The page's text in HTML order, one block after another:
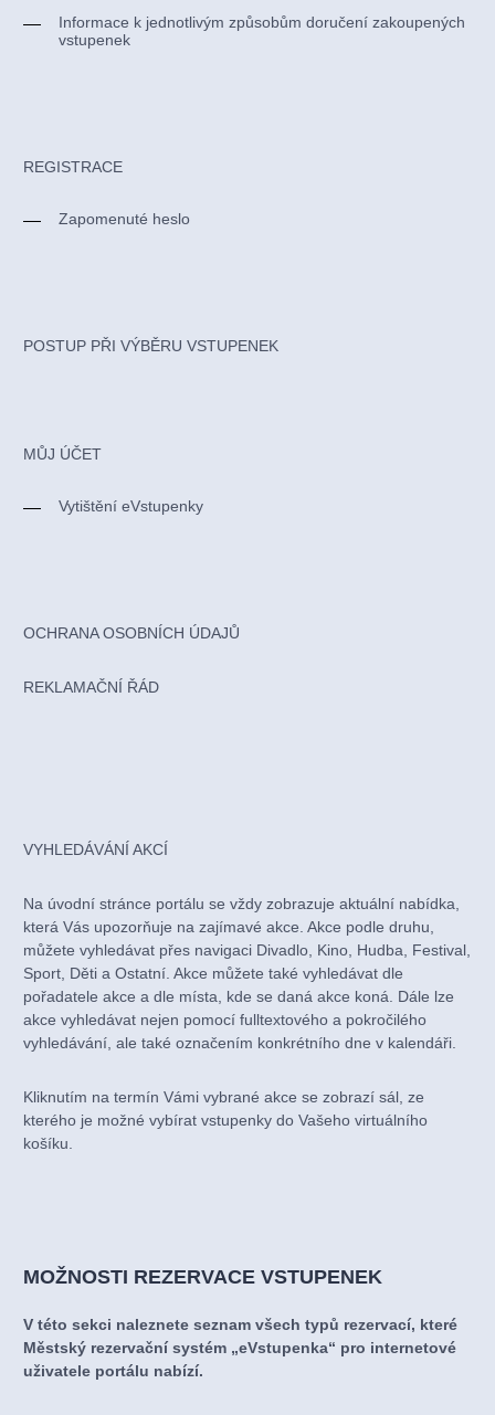
Informace k jednotlivým způsobům doručení zakoupených
vstupenek
REGISTRACE
Zapomenuté heslo
POSTUP PŘI VÝBĚRU VSTUPENEK
MŮJ ÚČET
Vytištění eVstupenky
OCHRANA OSOBNÍCH ÚDAJŮ
REKLAMAČNÍ ŘÁD
VYHLEDÁVÁNÍ AKCÍ
Na úvodní stránce portálu se vždy zobrazuje aktuální nabídka,
která Vás upozorňuje na zajímavé akce. Akce podle druhu,
můžete vyhledávat přes navigaci Divadlo, Kino, Hudba, Festival,
Sport, Děti a Ostatní. Akce můžete také vyhledávat dle
pořadatele akce a dle místa, kde se daná akce koná. Dále lze
akce vyhledávat nejen pomocí fulltextového a pokročilého
vyhledávání, ale také označením konkrétního dne v kalendáři.
Kliknutím na termín Vámi vybrané akce se zobrazí sál, ze
kterého je možné vybírat vstupenky do Vašeho virtuálního
košíku.
MOŽNOSTI REZERVACE VSTUPENEK
V této sekci naleznete seznam všech typů rezervací, které
Městský rezervační systém „eVstupenka“ pro internetové
uživatele portálu nabízí.